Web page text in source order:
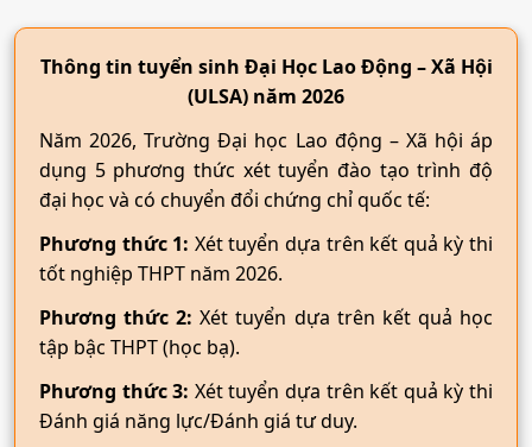
Thông tin tuyển sinh Đại Học Lao Động – Xã Hội
(ULSA) năm 2026
Năm 2026, Trường Đại học Lao động – Xã hội áp
dụng 5 phương thức xét tuyển đào tạo trình độ
đại học và có chuyển đổi chứng chỉ quốc tế:
Phương thức 1: Xét tuyển dựa trên kết quả kỳ thi
tốt nghiệp THPT năm 2026.
Phương thức 2:Xét tuyển dựa trên kết quả học
tập bậc THPT (học bạ).
Phương thức 3: Xét tuyển dựa trên kết quả kỳ thi
Đánh giá năng lực/Đánh giá tư duy.